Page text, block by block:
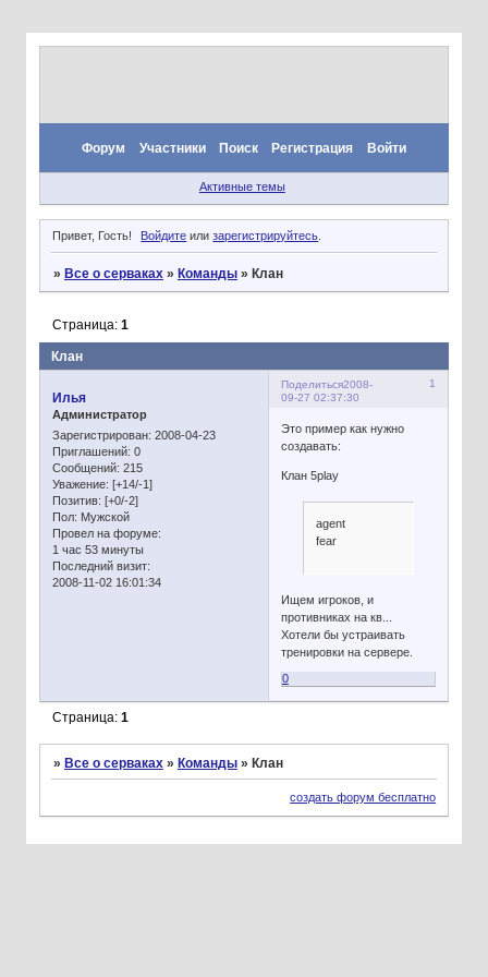
Форум Участники Поиск Регистрация Войти
Активные темы
Привет, Гость! Войдите илизарегистрируйтесь.
» Все о серваках » Команды » Клан
Клан
Страница: 1
Поделиться 1
2008-
09-27 02:37:30
Илья
Администратор
Зарегистрирован: 2008-04-23
Приглашений: 0
Сообщений: 215
Уважение: [+14/-1]
Позитив: [+0/-2]
Пол: Мужской
Провел на форуме:
1 час 53 минуты
Последний визит:
2008-11-02 16:01:34
Это пример как нужно
создавать:
Клан 5play
agent
fear
Ищем игроков, и
противниках на кв...
Хотели бы устраивать
тренировки на сервере.
0
Страница: 1
» Все о серваках » Команды » Клан
создать форум бесплатно